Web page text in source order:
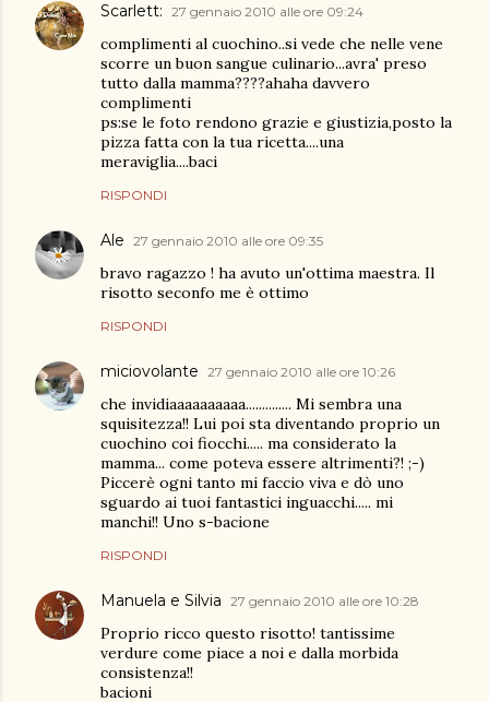
Scarlett: 27 gennaio 2010 alle ore 09:24
complimenti al cuochino..si vede che nelle vene
scorre un buon sangue culinario...avra' preso
tutto dalla mamma????ahaha davvero
complimenti
ps:se le foto rendono grazie e giustizia,posto la
pizza fatta con la tua ricetta....una
meraviglia....baci
RISPONDI
Ale 27 gennaio 2010 alle ore 09:35
bravo ragazzo ! ha avuto un'ottima maestra. Il
risotto seconfo me è ottimo
RISPONDI
miciovolante 27 gennaio 2010 alle ore 10:26
che invidiaaaaaaaaaa.............. Mi sembra una
squisitezza!! Lui poi sta diventando proprio un
cuochino coi fiocchi..... ma considerato la
mamma... come poteva essere altrimenti?! ;-)
Piccerè ogni tanto mi faccio viva e dò uno
sguardo ai tuoi fantastici inguacchi..... mi
manchi!! Uno s-bacione
RISPONDI
Manuela e Silvia 27 gennaio 2010 alle ore 10:28
Proprio ricco questo risotto! tantissime
verdure come piace a noi e dalla morbida
consistenza!!
bacioni